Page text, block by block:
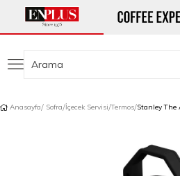
Anasayfa Sofra İçecek Servisi Termos